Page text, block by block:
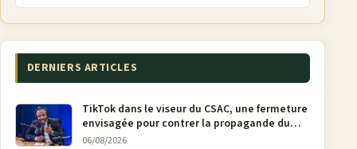
DERNIERS ARTICLES
TikTok dans le viseur du CSAC, une fermeture
envisagée pour contrer la propagande du
M23
06/08/2026